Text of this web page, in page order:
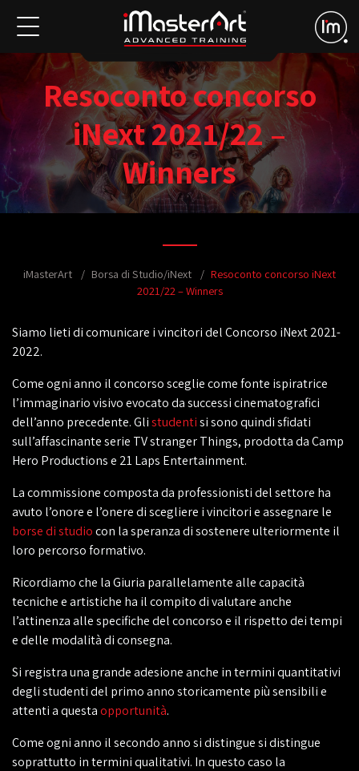
Resoconto concorso
iNext 2021/22 –
Winners
iMasterArt Borsa di Studio/iNext
Resoconto concorso iNext
2021/22 – Winners
Siamo lieti di comunicare i vincitori del Concorso iNext 2021-
2022.
Come ogni anno il concorso sceglie come fonte ispiratrice
l’immaginario visivo evocato da successi cinematografici
dell’anno precedente. Glistudentisi sono quindi sfidati
sull’affascinante serie TV stranger Things, prodotta da Camp
Hero Productions e 21 Laps Entertainment.
La commissione composta da professionisti del settore ha
avuto l’onore e l’onere di scegliere i vincitori e assegnare le
borse di studiocon la speranza di sostenere ulteriormente il
loro percorso formativo.
Ricordiamo che la Giuria parallelamente alle capacità
tecniche e artistiche ha il compito di valutare anche
l’attinenza alle specifiche del concorso e il rispetto dei tempi
e delle modalità di consegna.
Si registra una grande adesione anche in termini quantitativi
degli studenti del primo anno storicamente più sensibili e
attenti a questaopportunità.
Come ogni anno il secondo anno si distingue si distingue
soprattutto in termini qualitativi. In questo caso la